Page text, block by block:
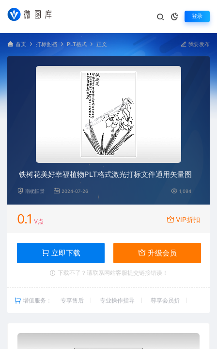
登录
首页 打标图档 PLT格式 正文 我要发布
铁树花美好幸福植物PLT格式激光打标文件通用矢量图
南栀旧景 2024-07-26 1,094
0.1 V点 VIP折扣
立即下载 升级会员
下载不了？请联系网站客服提交链接错误！
增值服务： 专享售后 专业操作指导 尊享会员折